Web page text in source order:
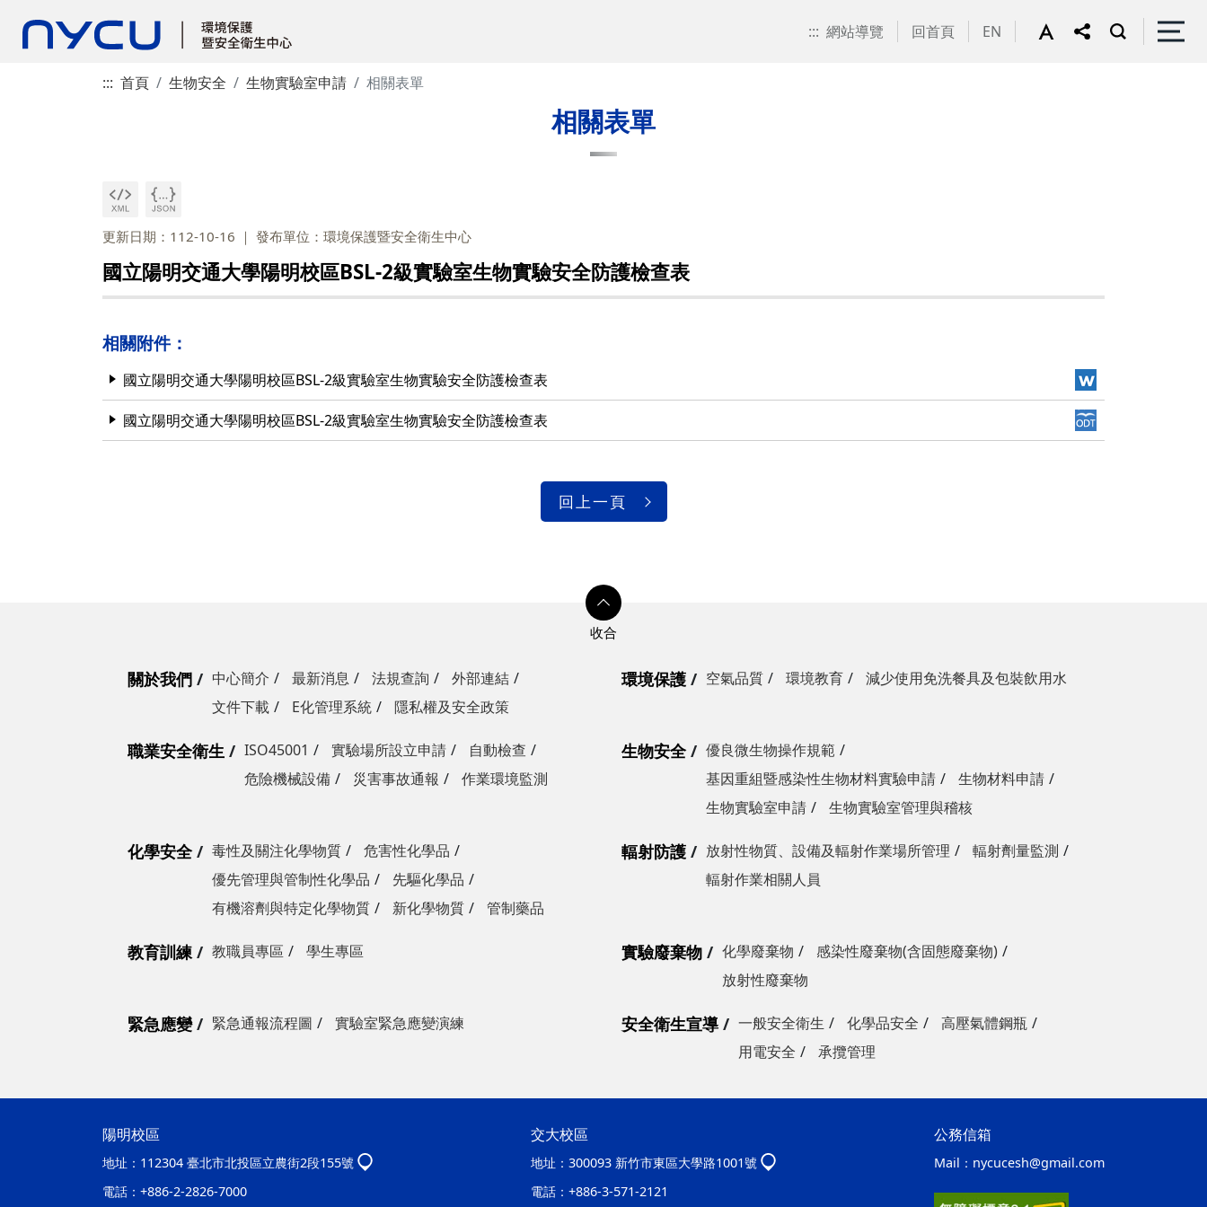
::: 網站導覽 回首頁 EN
::: 首頁 生物安全 生物實驗室申請 相關表單
相關表單
更新日期：112-10-16 發布單位：環境保護暨安全衛生中心
國立陽明交通大學陽明校區BSL-2級實驗室生物實驗安全防護檢查表
相關附件：
國立陽明交通大學陽明校區BSL-2級實驗室生物實驗安全防護檢查表
國立陽明交通大學陽明校區BSL-2級實驗室生物實驗安全防護檢查表
回上一頁
關於我們 中心簡介 最新消息 法規查詢
外部連結
文件下載
E化管理系統 隱私權及安全政策
環境保護 空氣品質 環境教育 減少使用免洗餐具及包裝飲用水
職業安全衛生 ISO45001 實驗場所設立申請
自動檢查
危險機械設備
災害事故通報 作業環境監測
生物安全
優良微生物操作規範
基因重組暨感染性生物材料實驗申請
生物材料申請
生物實驗室申請
生物實驗室管理與稽核
化學安全 毒性及關注化學物質
危害性化學品
優先管理與管制性化學品
先驅化學品
有機溶劑與特定化學物質
新化學物質 管制藥品
輻射防護 放射性物質、設備及輻射作業場所管理
輻射劑量監測
輻射作業相關人員
教育訓練 教職員專區 學生專區 實驗廢棄物 化學廢棄物
感染性廢棄物(含固態廢棄物)
放射性廢棄物
緊急應變 緊急通報流程圖 實驗室緊急應變演練 安全衛生宣導 一般安全衛生 化學品安全
高壓氣體鋼瓶
用電安全
承攬管理
陽明校區
地址： 112304 臺北市北投區立農街2段155號
電話： +886-2-2826-7000
交大校區
地址： 300093 新竹市東區大學路1001號
電話： +886-3-571-2121
公務信箱
Mail： nycucesh@gmail.com